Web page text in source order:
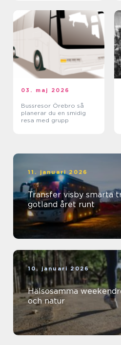
03. maj 2026
Bussresor Örebro så
planerar du en smidig
resa med grupp
11. januari 2026
Transfer visby smarta transporter på
gotland året runt
10. januari 2026
Hälsosamma
och natur